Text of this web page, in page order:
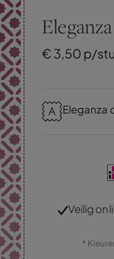
€ 3,50 p/
Eleganza
Veilig
*